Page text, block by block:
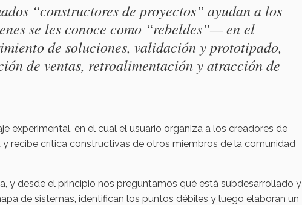
“constructores de proyectos” ayudan a los
se les conoce como “rebeldes”— en el
de soluciones, validación y prototipado,
de ventas, retroalimentación y atracción de
experimental, en el cual el usuario organiza a los creadores de
recibe crítica constructivas de otros miembros de la comunidad
y desde el principio nos preguntamos qué está subdesarrollado y
de sistemas, identifican los puntos débiles y luego elaboran un